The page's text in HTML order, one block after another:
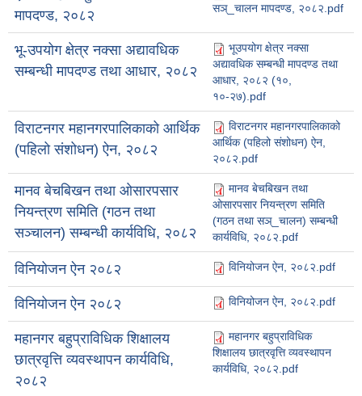
मापदण्ड, २०८२
सञ्_चालन मापदण्ड, २०८२.pdf
भू-उपयोग क्षेत्र नक्सा अद्यावधिक
सम्बन्धी मापदण्ड तथा आधार, २०८२
भूउपयोग क्षेत्र नक्सा
अद्यावधिक सम्बन्धी मापदण्ड तथा
आधार, २०८२ (१०,
१०-२७).pdf
विराटनगर महानगरपालिकाको आर्थिक
(पहिलो संशोधन) ऐन, २०८२
विराटनगर महानगरपालिकाको
आर्थिक (पहिलो संशोधन) ऐन,
२०८२.pdf
मानव बेचबिखन तथा ओसारपसार
नियन्त्रण समिति (गठन तथा
सञ्चालन) सम्बन्धी कार्यविधि, २०८२
मानव बेचबिखन तथा
ओसारपसार नियन्त्रण समिति
(गठन तथा सञ्_चालन) सम्बन्धी
कार्यविधि, २०८२.pdf
विनियोजन ऐन २०८२ विनियोजन ऐन, २०८२.pdf
विनियोजन ऐन २०८२ विनियोजन ऐन, २०८२.pdf
महानगर बहुप्राविधिक शिक्षालय
छात्रवृत्ति व्यवस्थापन कार्यविधि,
२०८२
महानगर बहुप्राविधिक
शिक्षालय छात्रवृत्ति व्यवस्थापन
कार्यविधि, २०८२.pdf